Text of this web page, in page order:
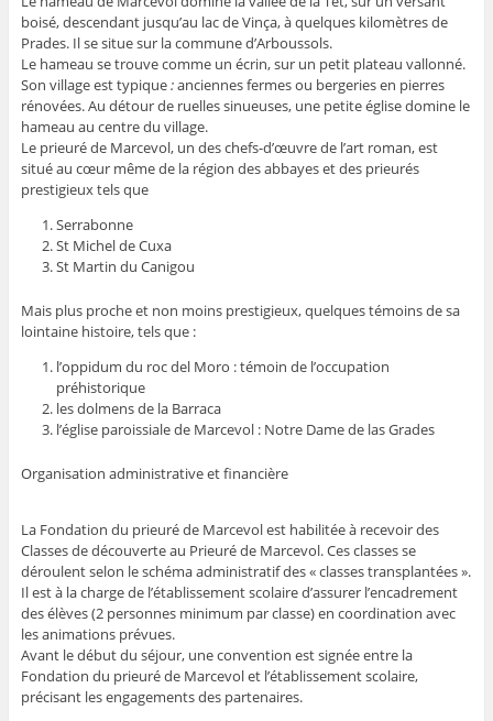
boisé, descendant jusqu’au lac de Vinça, à quelques kilomètres de
Prades. Il se situe sur la commune d’Arboussols.
Le hameau se trouve comme un écrin, sur un petit plateau vallonné.
Son village est typique:anciennes fermes ou bergeries en pierres
rénovées. Au détour de ruelles sinueuses, une petite église domine le
hameau au centre du village.
Le prieuré de Marcevol, un des chefs-d’œuvre de l’art roman, est
situé au cœur même de la région des abbayes et des prieurés
prestigieux tels que
Serrabonne
St Michel de Cuxa
St Martin du Canigou
Mais plus proche et non moins prestigieux, quelques témoins de sa
lointaine histoire, tels que :
l’oppidum du roc del Moro : témoin de l’occupation
préhistorique
les dolmens de la Barraca
l’église paroissiale de Marcevol : Notre Dame de las Grades
Organisation administrative et financière
La Fondation du prieuré de Marcevol est habilitée à recevoir des
Classes de découverte au Prieuré de Marcevol. Ces classes se
déroulent selon le schéma administratif des « classes transplantées ».
Il est à la charge de l’établissement scolaire d’assurer l’encadrement
des élèves (2 personnes minimum par classe) en coordination avec
les animations prévues.
Avant le début du séjour, une convention est signée entre la
Fondation du prieuré de Marcevol et l’établissement scolaire,
précisant les engagements des partenaires.